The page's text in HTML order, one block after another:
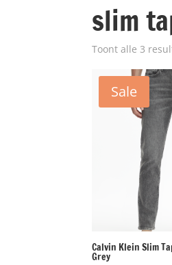
slim
Toont alle 3
Sale
Calvin Klein Slim
Grey